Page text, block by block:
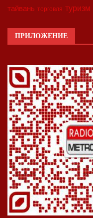
тайвань торговля туризм
ПРИЛОЖЕНИЕ